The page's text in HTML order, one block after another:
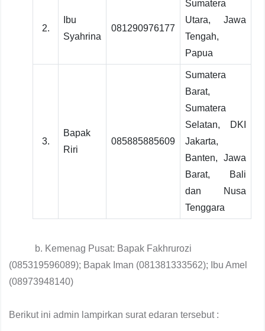
2.
Ibu
Syahrina
081290976177
Sumatera
Utara, Jawa
Tengah,
Papua
3.
Bapak
Riri
085885885609
Sumatera
Barat,
Sumatera
Selatan, DKI
Jakarta,
Banten, Jawa
Barat, Bali
dan Nusa
Tenggara
b. Kemenag Pusat: Bapak Fakhrurozi
(085319596089); Bapak Iman (081381333562); Ibu Amel
(08973948140)
Berikut ini admin lampirkan surat edaran tersebut :